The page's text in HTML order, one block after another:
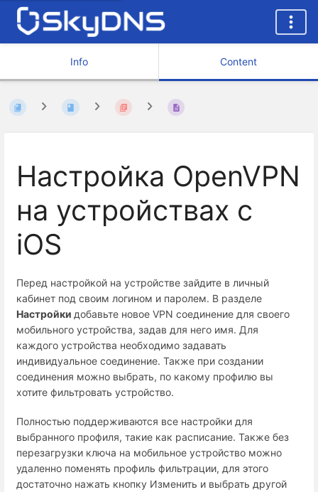
Info Content
Настройка OpenVPN
на устройствах с
iOS
Перед настройкой на устройстве зайдите в личный
кабинет под своим логином и паролем. В разделе
Настройки добавьте новое VPN соединение для своего
мобильного устройства, задав для него имя. Для
каждого устройства необходимо задавать
индивидуальное соединение. Также при создании
соединения можно выбрать, по какому профилю вы
хотите фильтровать устройство.
Полностью поддерживаются все настройки для
выбранного профиля, такие как расписание. Также без
перезагрузки ключа на мобильное устройство можно
удаленно поменять профиль фильтрации, для этого
достаточно нажать кнопку Изменить и выбрать другой